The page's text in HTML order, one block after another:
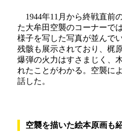
1944年11月から終戦直前
た大牟田空襲のコーナーで
様子を写した写真が並んで
残骸も展示されており、梶
爆弾の火力はすさまじく、
れたことがわかる。空襲に
話した。
空襲を描いた絵本原画も